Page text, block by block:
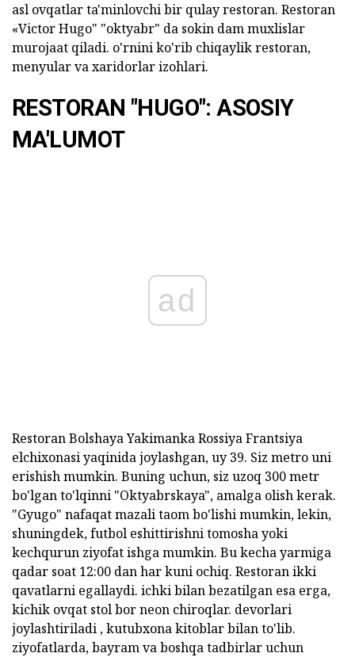
asl ovqatlar ta'minlovchi bir qulay restoran. Restoran
«Victor Hugo" "oktyabr" da sokin dam muxlislar
murojaat qiladi. o'rnini ko'rib chiqaylik restoran,
menyular va xaridorlar izohlari.
RESTORAN "HUGO": ASOSIY
MA'LUMOT
ad
Restoran Bolshaya Yakimanka Rossiya Frantsiya
elchixonasi yaqinida joylashgan, uy 39. Siz metro uni
erishish mumkin. Buning uchun, siz uzoq 300 metr
bo'lgan to'lqinni "Oktyabrskaya", amalga olish kerak.
"Gyugo" nafaqat mazali taom bo'lishi mumkin, lekin,
shuningdek, futbol eshittirishni tomosha yoki
kechqurun ziyofat ishga mumkin. Bu kecha yarmiga
qadar soat 12:00 dan har kuni ochiq. Restoran ikki
qavatlarni egallaydi. ichki bilan bezatilgan esa erga,
kichik ovqat stol bor neon chiroqlar. devorlari
joylashtiriladi , kutubxona kitoblar bilan to'lib.
ziyofatlarda, bayram va boshqa tadbirlar uchun